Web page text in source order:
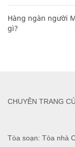
Hàng ngàn người
gì?
Tòa soạn: Tòa nhà
CHUYÊN TRANG